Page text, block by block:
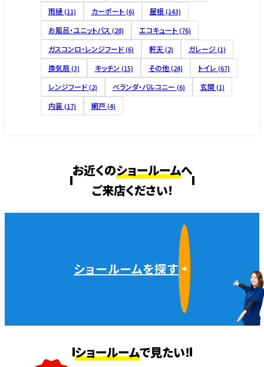
雨樋 (11) カーポート (6) 屋根 (143)
お風呂・ユニットバス (28) エコキュート (76)
ガスコンロ・レンジフード (6) 軒天 (2) ガレージ (1)
換気扇 (3) キッチン (15) その他 (24) トイレ (67)
レンジフード (2) ベランダ・バルコニー (6) 玄関 (1)
内装 (17) 網戸 (4)
お近くのショールームへ
ご来店ください!
ショールームを探す
ショールームで見たい!